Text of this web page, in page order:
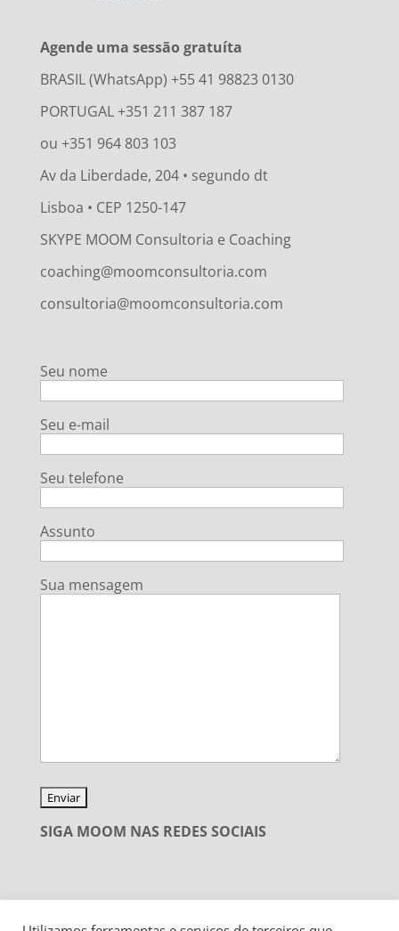
Agende uma sessão gratuíta
BRASIL (WhatsApp) +55 41 98823 0130
PORTUGAL +351 211 387 187
ou +351 964 803 103
Av da Liberdade, 204 • segundo dt
Lisboa • CEP 1250-147
SKYPE MOOM Consultoria e Coaching
coaching@moomconsultoria.com
consultoria@moomconsultoria.com
Seu nome
Seu e-mail
Seu telefone
Assunto
Sua mensagem
SIGA MOOM NAS REDES SOCIAIS